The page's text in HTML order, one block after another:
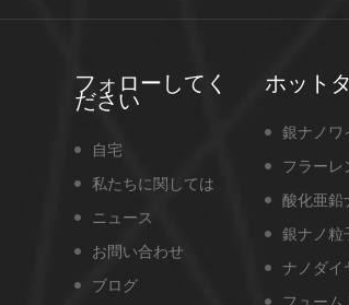
フォローしてく
ださい
自宅
私たちに関しては
ニュース
お問い合わせ
ブログ
ホット
銀ナノワ
フラーレ
酸化亜鉛
銀ナノ粒
ナノダイ